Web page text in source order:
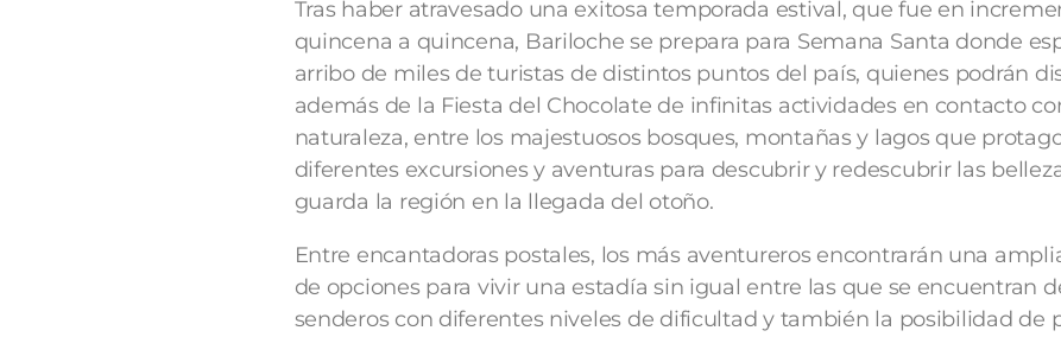
Tras haber atravesado una exitosa temporada estival, que fue en
quincena a quincena, Bariloche se prepara para Semana Santa donde
arribo de miles de turistas de distintos puntos del país, quienes podrán
además de la Fiesta del Chocolate de infinitas actividades en contacto
naturaleza, entre los majestuosos bosques, montañas y lagos que
diferentes excursiones y aventuras para descubrir y redescubrir las
guarda la región en la llegada del otoño.
Entre encantadoras postales, los más aventureros encontrarán una
de opciones para vivir una estadía sin igual entre las que se encuentran
senderos con diferentes niveles de dificultad y también la posibilidad de